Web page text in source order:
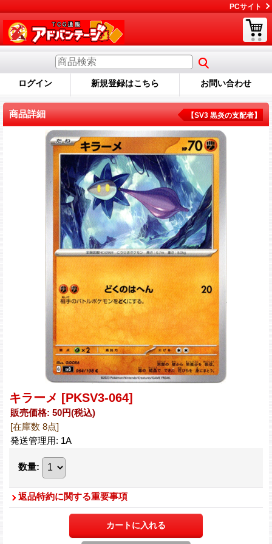
PCサイト
ログイン 新規登録はこちら お問い合わせ
商品詳細 【SV3 黒炎の支配者】
キラーメ [PKSV3-064]
販売価格: 50円(税込)
[在庫数 8点]
発送管理用: 1A
数量:
返品特約に関する重要事項